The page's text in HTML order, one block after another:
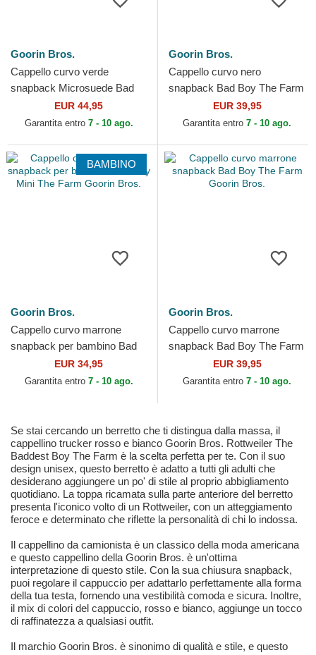
Goorin Bros.
Cappello curvo verde
snapback Microsuede Bad
Boy The Farm Goorin Bros.
EUR 44,95
Garantita entro 7 - 10 ago.
Goorin Bros.
Cappello curvo nero
snapback Bad Boy The Farm
Goorin Bros.EUR 39,95
Garantita entro 7 - 10 ago.
BAMBINO
Goorin Bros.
Cappello curvo marrone
snapback per bambino Bad
Boy Mini The Farm Goorin
Bros.
EUR 34,95
Garantita entro 7 - 10 ago.
Goorin Bros.
Cappello curvo marrone
snapback Bad Boy The Farm
Goorin Bros.EUR 39,95
Garantita entro 7 - 10 ago.
Se stai cercando un berretto che ti distingua dalla massa, il
cappellino trucker rosso e bianco Goorin Bros. Rottweiler The
Baddest Boy The Farm è la scelta perfetta per te. Con il suo
design unisex, questo berretto è adatto a tutti gli adulti che
desiderano aggiungere un po' di stile al proprio abbigliamento
quotidiano. La toppa ricamata sulla parte anteriore del berretto
presenta l'iconico volto di un Rottweiler, con un atteggiamento
feroce e determinato che riflette la personalità di chi lo indossa.
Il cappellino da camionista è un classico della moda americana
e questo cappellino della Goorin Bros. è un'ottima
interpretazione di questo stile. Con la sua chiusura snapback,
puoi regolare il cappuccio per adattarlo perfettamente alla forma
della tua testa, fornendo una vestibilità comoda e sicura. Inoltre,
il mix di colori del cappuccio, rosso e bianco, aggiunge un tocco
di raffinatezza a qualsiasi outfit.
Il marchio Goorin Bros. è sinonimo di qualità e stile, e questo